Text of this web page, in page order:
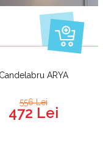
Candelabru ARYA
556 Lei
472 Lei